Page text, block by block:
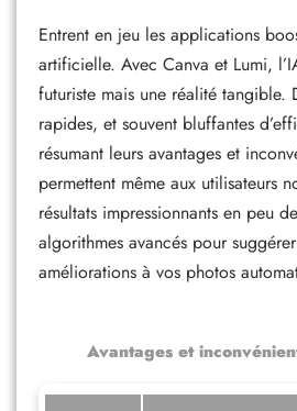
Entrent en jeu les applications
artificielle. Avec Canva et Lumi,
futuriste mais une réalité tangible.
rapides, et souvent bluffantes
résumant leurs avantages et
permettent même aux utilisateurs
résultats impressionnants en peu
algorithmes avancés pour
améliorations à vos photos
Avantages et